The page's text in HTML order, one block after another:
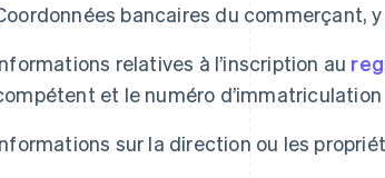
bancaires du commerçant,
relatives à l’inscription au
et le numéro d’immatriculation
sur la direction ou les